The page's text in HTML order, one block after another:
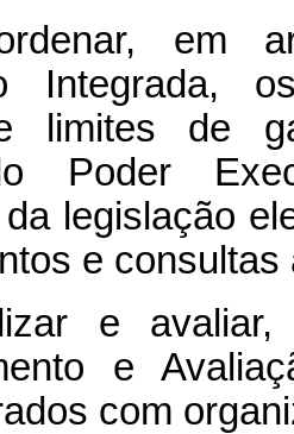
em
Integrada,
limites de
Poder
legislação
e
e avaliar,
e
com